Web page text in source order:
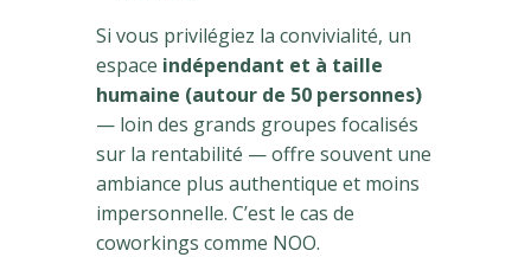
Si vous privilégiez la convivialité, un
espace indépendant et à taille
humaine (autour de 50 personnes)
— loin des grands groupes focalisés
sur la rentabilité — offre souvent une
ambiance plus authentique et moins
impersonnelle. C’est le cas de
coworkings comme NOO.